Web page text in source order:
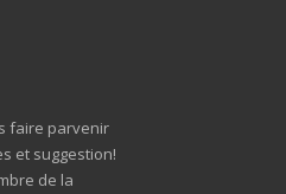
faire parvenir
et suggestion!
de la